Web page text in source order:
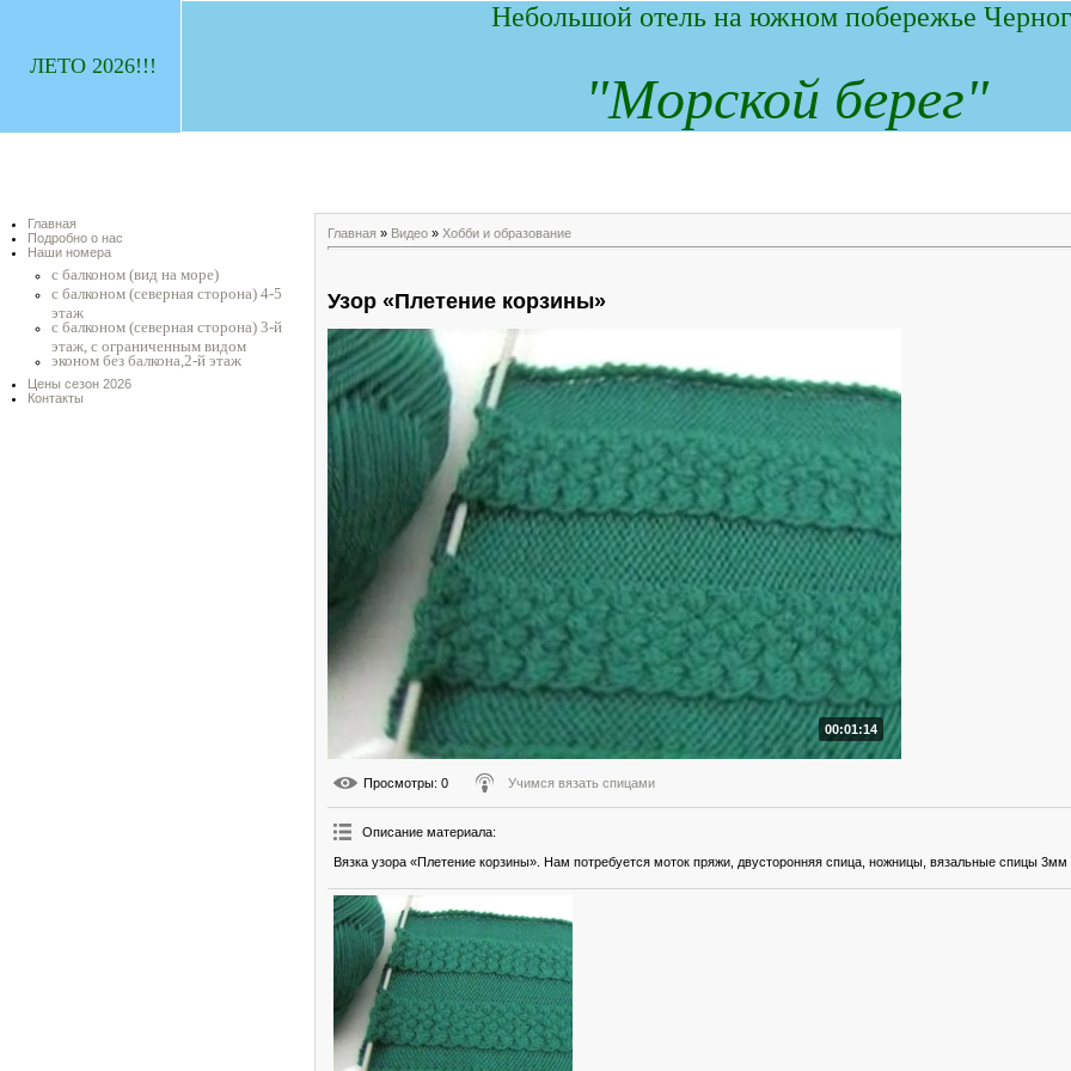
ЛЕТО 2026!!!
Небольшой отель на южном побережье
"Морской берег"
Главная
Подробно о нас
Наши номера
с балконом (вид на море)
с балконом (северная сторона) 4-5
этаж
с балконом (северная сторона) 3-й
этаж, с ограниченным видом
эконом без балкона,2-й этаж
Цены сезон 2026
Контакты
Главная » Видео » Хобби и образование
Узор «Плетение корзины»
00:01:14
Просмотры: 0 Учимся вязать спицами
Описание материала:
Вязка узора «Плетение корзины». Нам потребуется моток пряжи, двусторонняя спица, ножницы, вязальные спицы 3мм